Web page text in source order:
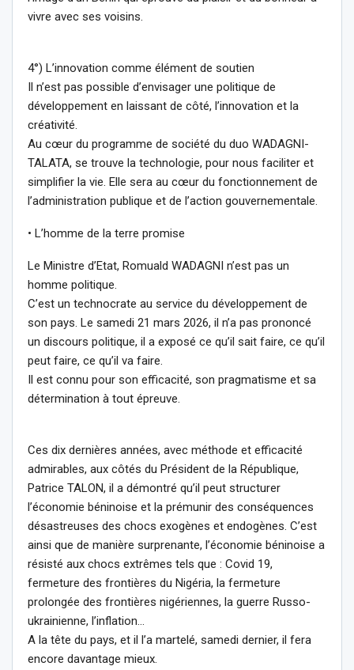
vivre avec ses voisins.
4°) L’innovation comme élément de soutien
Il n’est pas possible d’envisager une politique de
développement en laissant de côté, l’innovation et la
créativité.
Au cœur du programme de société du duo WADAGNI-
TALATA, se trouve la technologie, pour nous faciliter et
simplifier la vie. Elle sera au cœur du fonctionnement de
l’administration publique et de l’action gouvernementale.
• L’homme de la terre promise
Le Ministre d’Etat, Romuald WADAGNI n’est pas un
homme politique.
C’est un technocrate au service du développement de
son pays. Le samedi 21 mars 2026, il n’a pas prononcé
un discours politique, il a exposé ce qu’il sait faire, ce qu’il
peut faire, ce qu’il va faire.
Il est connu pour son efficacité, son pragmatisme et sa
détermination à tout épreuve.
Ces dix dernières années, avec méthode et efficacité
admirables, aux côtés du Président de la République,
Patrice TALON, il a démontré qu’il peut structurer
l’économie béninoise et la prémunir des conséquences
désastreuses des chocs exogènes et endogènes. C’est
ainsi que de manière surprenante, l’économie béninoise a
résisté aux chocs extrêmes tels que : Covid 19,
fermeture des frontières du Nigéria, la fermeture
prolongée des frontières nigériennes, la guerre Russo-
ukrainienne, l’inflation…
A la tête du pays, et il l’a martelé, samedi dernier, il fera
encore davantage mieux.